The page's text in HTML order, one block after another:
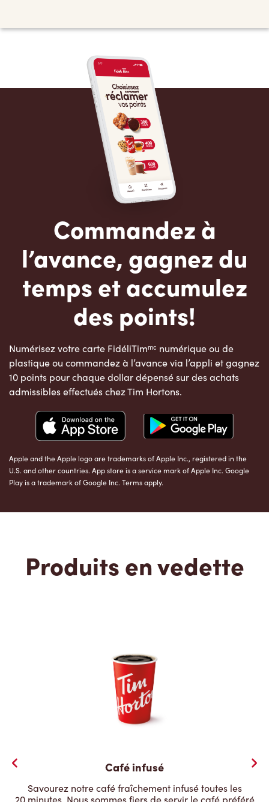
Commandez à
l’avance, gagnez du
temps et accumulez
des points!
Numérisez votre carte FidéliTimᵐᶜ numérique ou de
plastique ou commandez à l’avance via l’appli et gagnez
10 points pour chaque dollar dépensé sur des achats
admissibles effectués chez Tim Hortons.
Apple and the Apple logo are trademarks of Apple Inc., registered in the
U.S. and other countries. App store is a service mark of Apple Inc. Google
Play is a trademark of Google Inc. Terms apply.
Produits en vedette
Café infusé
Savourez notre café fraîchement infusé toutes les
20 minutes. Nous sommes fiers de servir le café préféré